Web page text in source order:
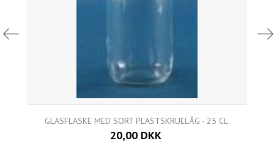
GLASFLASKE MED SORT PLASTSKRUELÅG - 25 CL.
20,00 DKK